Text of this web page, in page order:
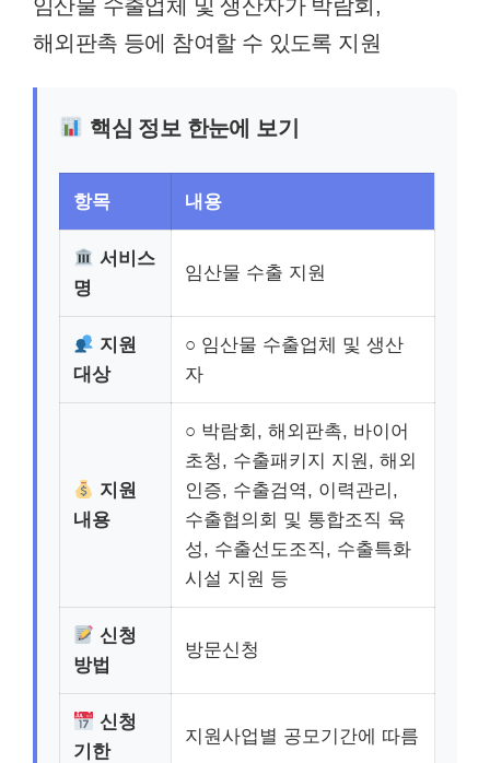
임산물 수출업체 및 생산자가 박람회,
해외판촉 등에 참여할 수 있도록 지원
핵심 정보 한눈에 보기
항목 내용
서비스
명
임산물 수출 지원
지원
대상
○ 임산물 수출업체 및 생산
자
지원
내용
○ 박람회, 해외판촉, 바이어
초청, 수출패키지 지원, 해외
인증, 수출검역, 이력관리,
수출협의회 및 통합조직 육
성, 수출선도조직, 수출특화
시설 지원 등
신청
방법
방문신청
신청
기한
지원사업별 공모기간에 따름